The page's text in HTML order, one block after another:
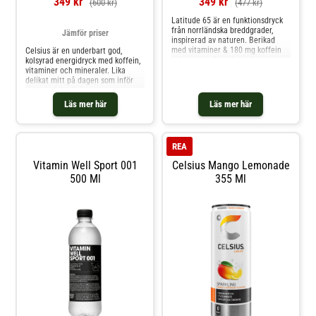
Celsius mängder av vitaminer, som
oslagbar kombination!
(600 kr)
Läs mer här
Jämför priser
Celsius är en underbart god,
kolsyrad energidryck med koffein,
vitaminer och mineraler. Lika
delikat mitt på dagen som inför
ett svettigt träningspass.
(477 kr)
Läs mer här
Latitude 65 är en funktionsdryck
från norrländska breddgrader,
inspirerad av naturen. Berikad
med vitaminer & 180 mg koffein
Vitamin Well Sport 001
500 Ml
Celsius Mango Lemonade
355 Ml
REA